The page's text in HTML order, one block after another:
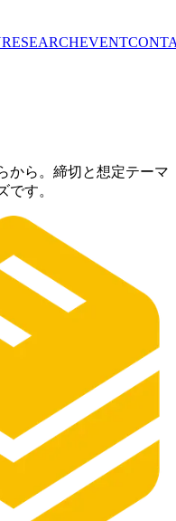
RESEARCHEVENT
から。締切と想定テーマ
です。